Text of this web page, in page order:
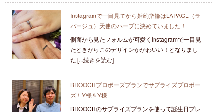
Instagramで一目見てから婚約指輪はLAPAGE（ラ
パージュ）天使のハープに決めていました！
側面から見たフォルムが可愛くInstagramで一目見
たときからこのデザインがかわいい！となりまし
た [...続きを読む]
BROOCHプロポーズプランでサプライズプロポー
ズ！Y様＆Y様
BROOCHのサプライズプランを使って誕生日プレ